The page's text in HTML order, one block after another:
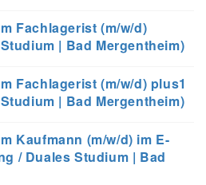
Fachlagerist (m/w/d)
| Bad Mergentheim)
Fachlagerist (m/w/d) plus1
| Bad Mergentheim)
Kaufmann (m/w/d) im E-
/ Duales Studium | Bad